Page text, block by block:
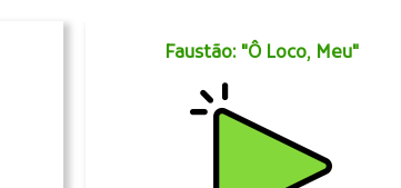
Faustão: "Ô Loco, Meu"